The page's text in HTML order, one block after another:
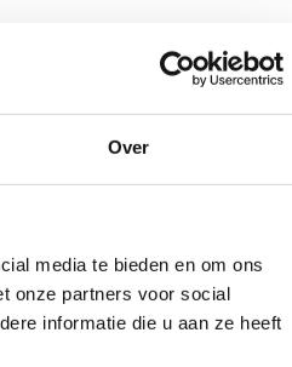
Over
media te bieden en om ons
onze partners voor social
informatie die u aan ze heeft
je
ook
de